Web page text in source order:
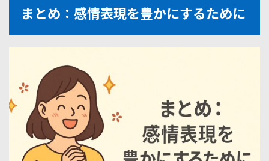
まとめ：感情表現を豊かにするために